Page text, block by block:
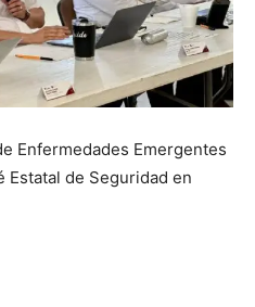
Enfermedades Emergentes
Estatal de Seguridad en